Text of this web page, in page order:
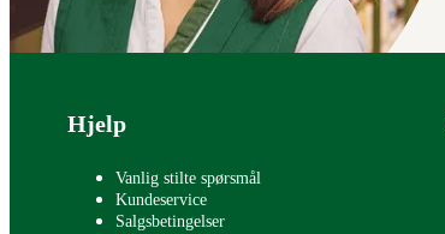
Bunntekst
Hjelp
Vanlig stilte spørsmål
Kundeservice
Salgsbetingelser